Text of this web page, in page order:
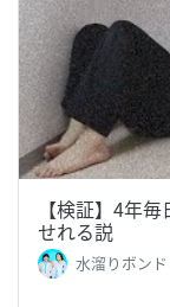
【検証】4年
せれる説
水溜りボンド